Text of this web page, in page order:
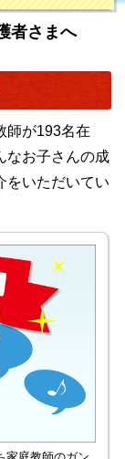
者さまへ
師が193名在
なお子さんの成
をいただいてい